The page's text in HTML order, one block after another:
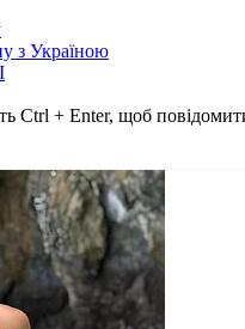
з Україною
Ctrl + Enter, щоб